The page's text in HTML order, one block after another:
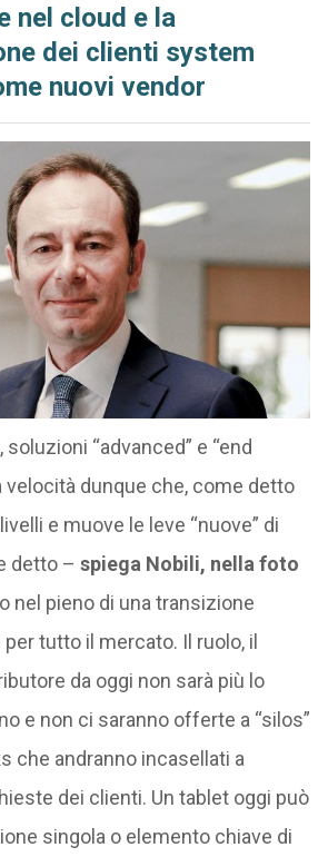
nel cloud e la
dei clienti system
nuovi vendor
“advanced” e “end
velocità dunque che, come detto
e muove le leve “nuove” di
detto – spiega Nobili, nella foto
nel pieno di una transizione
tutto il mercato. Il ruolo, il
da oggi non sarà più lo
e non ci saranno offerte a “silos”
che andranno incasellati a
dei clienti. Un tablet oggi può
singola o elemento chiave di